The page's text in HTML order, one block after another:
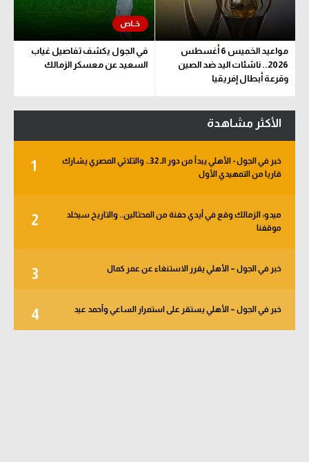
مواعيد الخميس 6 أغسطس
2026.. ناشئات اليد ضد الصين
وقرعة أبطال إفريقيا
في الجول يكشف تفاصيل غياب
السعيد عن معسكر الزمالك
الأكثر مشاهدة
1
خبر في الجول - الأهلي يبدأ من دور الـ 32.. والثلاثي المصري يشارك
قاريا من التمهيدي الأول
2
ميدو: الزمالك وقع في أيدي حفنة من المحتالين.. والتاريخ سيخلد
موقفنا
3 خبر في الجول – الأهلي يقرر الاستنغاء عن عمر كمال
4 خبر في الجول – الأهلي يستقر على استمرار الساعي وأحمد عيد